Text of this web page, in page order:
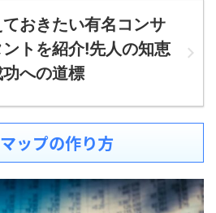
おきたい有名コンサ
トを紹介!先人の知恵
への道標
ップの作り方